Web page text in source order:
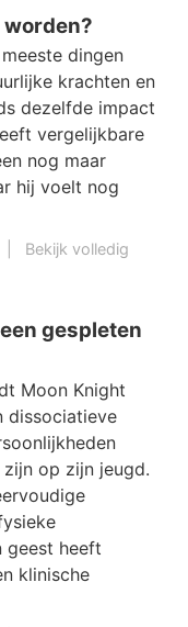
worden?
dingen
krachten en
dezelfde impact
vergelijkbare
nog maar
hij voelt nog
Bekijk volledig
gespleten
Moon Knight
dissociatieve
op zijn jeugd.
geest heeft
klinische